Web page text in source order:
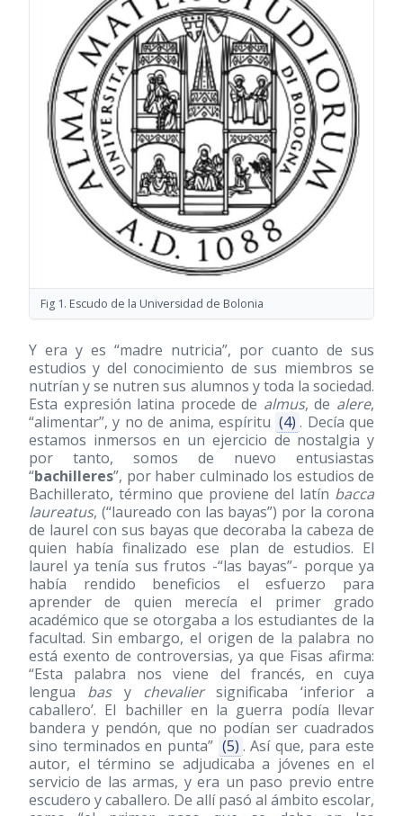
Fig 1. Escudo de la Universidad de Bolonia
Y era y es “madre nutricia”, por cuanto de sus
estudios y del conocimiento de sus miembros se
nutrían y se nutren sus alumnos y toda la sociedad.
Esta expresión latina procede de almus, de alere,
“alimentar”, y no de anima, espíritu (4) . Decía que
estamos inmersos en un ejercicio de nostalgia y
por tanto, somos de nuevo entusiastas
“bachilleres”, por haber culminado los estudios de
Bachillerato, término que proviene del latín bacca
laureatus, (“laureado con las bayas”) por la corona
de laurel con sus bayas que decoraba la cabeza de
quien había finalizado ese plan de estudios. El
laurel ya tenía sus frutos -“las bayas”- porque ya
había rendido beneficios el esfuerzo para
aprender de quien merecía el primer grado
académico que se otorgaba a los estudiantes de la
facultad. Sin embargo, el origen de la palabra no
está exento de controversias, ya que Fisas afirma:
“Esta palabra nos viene del francés, en cuya
lengua basy chevaliersignificaba ‘inferior a
caballero’. El bachiller en la guerra podía llevar
bandera y pendón, que no podían ser cuadrados
sino terminados en punta” (5) . Así que, para este
autor, el término se adjudicaba a jóvenes en el
servicio de las armas, y era un paso previo entre
escudero y caballero. De allí pasó al ámbito escolar,